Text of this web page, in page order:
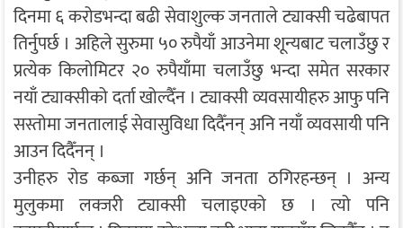
दिनमा ६ करोडभन्दा बढी सेवाशुल्क जनताले ट्याक्सी चढेबापत
तिर्नुपर्छ । अहिले सुरुमा ५० रुपैयाँ आउनेमा शून्यबाट चलाउँछु र
प्रत्येक किलोमिटर २० रुपैयाँमा चलाउँछु भन्दा समेत सरकार
नयाँ ट्याक्सीको दर्ता खोल्दैँन । ट्याक्सी व्यवसायीहरु आफु पनि
सस्तोमा जनतालाई सेवासुविधा दिदैँनन् अनि नयाँ व्यवसायी पनि
आउन दिदैँनन् ।
उनीहरु रोड कब्जा गर्छन् अनि जनता ठगिरहन्छन् । अन्य
मुलुकमा लक्जरी ट्याक्सी चलाइएको छ । त्यो पनि